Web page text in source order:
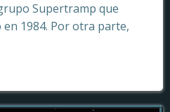
Supertramp que
1984. Por otra parte,